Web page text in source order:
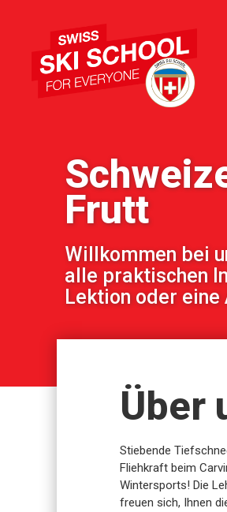
Frutt
Willkommen bei
alle praktischen
Lektion oder
Über
Stiebende
Fliehkraft beim
Wintersports! Die
freuen sich, Ihnen